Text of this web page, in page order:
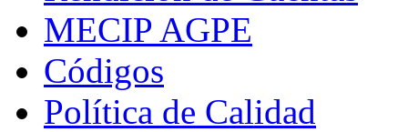
MECIP AGPE
Códigos
Política de Calidad